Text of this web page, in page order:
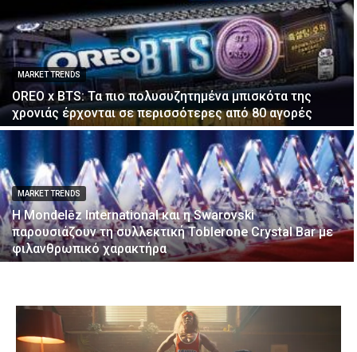
MARKET TRENDS
OREO x BTS: Τα πιο πολυσυζητημένα μπισκότα της
χρονιάς έρχονται σε περισσότερες από 80 αγορές
MARKET TRENDS
Η Mondelēz International και η Swarovski
παρουσιάζουν τη συλλεκτική Toblerone Crystal Bar με
φιλανθρωπικό χαρακτήρα